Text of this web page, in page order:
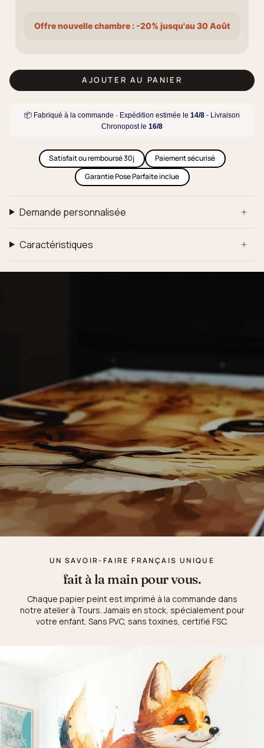
Offre nouvelle chambre : -20% jusqu'au 30 Août
AJOUTER AU PANIER
📦 Fabriqué à la commande · Expédition estimée le 14/8 - Livraison
Chronopost le 16/8
Satisfait ou remboursé 30j
Paiement sécurisé
Garantie Pose Parfaite inclue
Demande personnalisée
Caractéristiques
UN SAVOIR-FAIRE FRANÇAIS UNIQUE
fait à la main pour vous.
Chaque papier peint est imprimé à la commande dans
notre atelier à Tours. Jamais en stock, spécialement pour
votre enfant. Sans PVC, sans toxines, certifié FSC.